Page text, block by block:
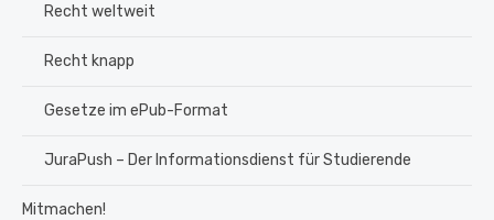
Recht weltweit
Recht knapp
Gesetze im ePub-Format
JuraPush – Der Informationsdienst für Studierende
Mitmachen!